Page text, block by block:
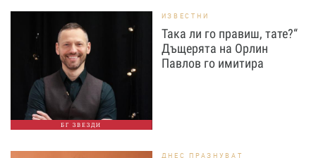
БГ ЗВЕЗДИ
ИЗВЕСТНИ
Така ли го правиш, тате?“
Дъщерята на Орлин
Павлов го имитира
ДНЕС ПРАЗНУВАТ